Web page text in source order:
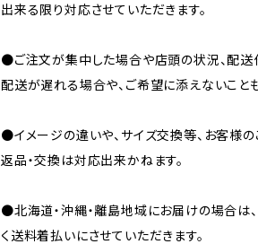
出来る限り対応させていただきます。
●ご注文が集中した場合や店頭の状況、配送
配送が遅れる場合や、ご希望に添えないことも
●イメージの違いや、サイズ交換等、お客様の
返品・交換は対応出来かねます。
●北海道・沖縄・離島地域にお届けの場合は
く送料着払いにさせていただきます。